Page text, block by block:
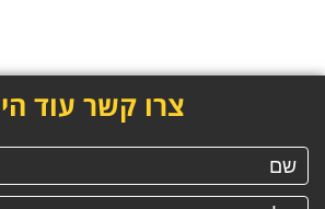
צרו קשר עוד